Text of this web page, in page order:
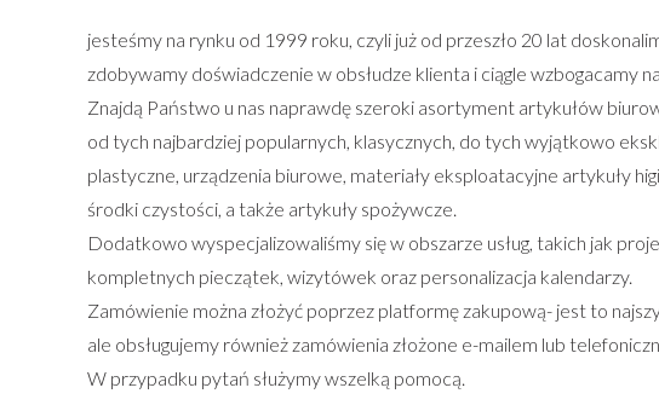
jesteśmy na rynku od 1999 roku, czyli już od przeszło 20 lat
zdobywamy doświadczenie w obsłudze klienta i ciągle wzbogacamy
Znajdą Państwo u nas naprawdę szeroki asortyment artykułów
od tych najbardziej popularnych, klasycznych, do tych wyjątkowo
plastyczne, urządzenia biurowe, materiały eksploatacyjne artykuły
środki czystości, a także artykuły spożywcze.
Dodatkowo wyspecjalizowaliśmy się w obszarze usług, takich jak
kompletnych pieczątek, wizytówek oraz personalizacja kalendarzy.
Zamówienie można złożyć poprzez platformę zakupową- jest to
ale obsługujemy również zamówienia złożone e-mailem lub
W przypadku pytań służymy wszelką pomocą.